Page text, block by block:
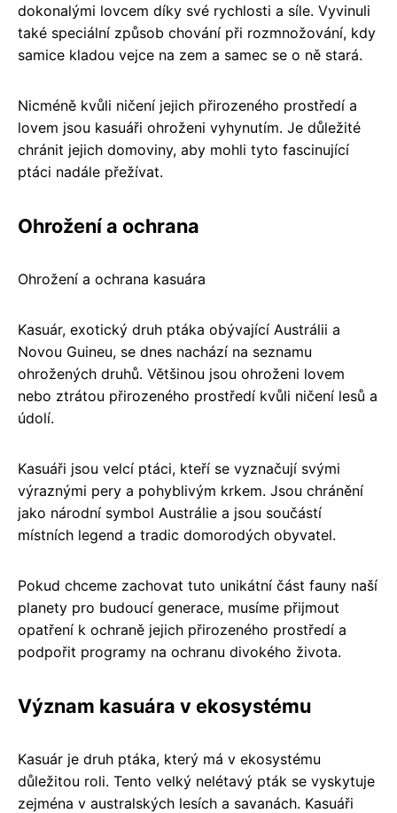
dokonalými lovcem díky své rychlosti a síle. Vyvinuli
také speciální způsob chování při rozmnožování, kdy
samice kladou vejce na zem a samec se o ně stará.
Nicméně kvůli ničení jejich přirozeného prostředí a
lovem jsou kasuáři ohroženi vyhynutím. Je důležité
chránit jejich domoviny, aby mohli tyto fascinující
ptáci nadále přežívat.
Ohrožení a ochrana
Ohrožení a ochrana kasuára
Kasuár, exotický druh ptáka obývající Austrálii a
Novou Guineu, se dnes nachází na seznamu
ohrožených druhů. Většinou jsou ohroženi lovem
nebo ztrátou přirozeného prostředí kvůli ničení lesů a
údolí.
Kasuáři jsou velcí ptáci, kteří se vyznačují svými
výraznými pery a pohyblivým krkem. Jsou chránění
jako národní symbol Austrálie a jsou součástí
místních legend a tradic domorodých obyvatel.
Pokud chceme zachovat tuto unikátní část fauny naší
planety pro budoucí generace, musíme přijmout
opatření k ochraně jejich přirozeného prostředí a
podpořit programy na ochranu divokého života.
Význam kasuára v ekosystému
Kasuár je druh ptáka, který má v ekosystému
důležitou roli. Tento velký nelétavý pták se vyskytuje
zejména v australských lesích a savanách. Kasuáři